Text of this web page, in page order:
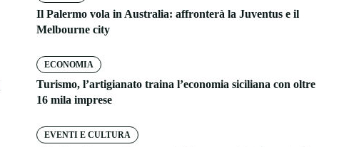
Il Palermo vola in Australia: affronterà la Juventus e il
Melbourne city
ECONOMIA
Turismo, l’artigianato traina l’economia siciliana con oltre
16 mila imprese
EVENTI E CULTURA